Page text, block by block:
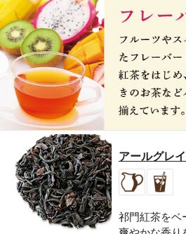
アールグレ
祁門紅茶をベ